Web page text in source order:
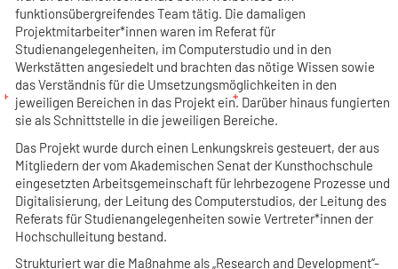
funktionsübergreifendes Team tätig. Die damaligen
Projektmitarbeiter*innen waren im Referat für
Studienangelegenheiten, im Computerstudio und in den
Werkstätten angesiedelt und brachten das nötige Wissen sowie
das Verständnis für die Umsetzungsmöglichkeiten in den
jeweiligen Bereichen in das Projekt ein. Darüber hinaus fungierten
sie als Schnittstelle in die jeweiligen Bereiche.
Das Projekt wurde durch einen Lenkungskreis gesteuert, der aus
Mitgliedern der vom Akademischen Senat der Kunsthochschule
eingesetzten Arbeitsgemeinschaft für lehrbezogene Prozesse und
Digitalisierung, der Leitung des Computerstudios, der Leitung des
Referats für Studienangelegenheiten sowie Vertreter*innen der
Hochschulleitung bestand.
Strukturiert war die Maßnahme als „Research and Development“-